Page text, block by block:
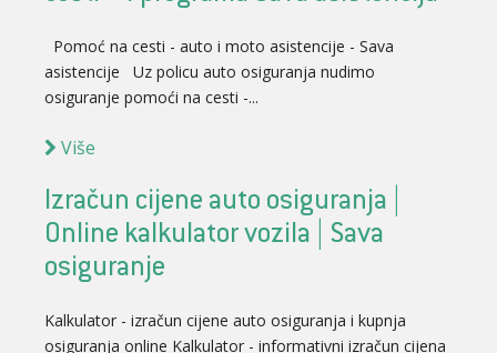
Pomoć na cesti - auto i moto asistencije - Sava
asistencije Uz policu auto osiguranja nudimo
osiguranje pomoći na cesti -...
Više
Izračun cijene auto osiguranja |
Online kalkulator vozila | Sava
osiguranje
Kalkulator - izračun cijene auto osiguranja i kupnja
osiguranja online Kalkulator - informativni izračun cijena